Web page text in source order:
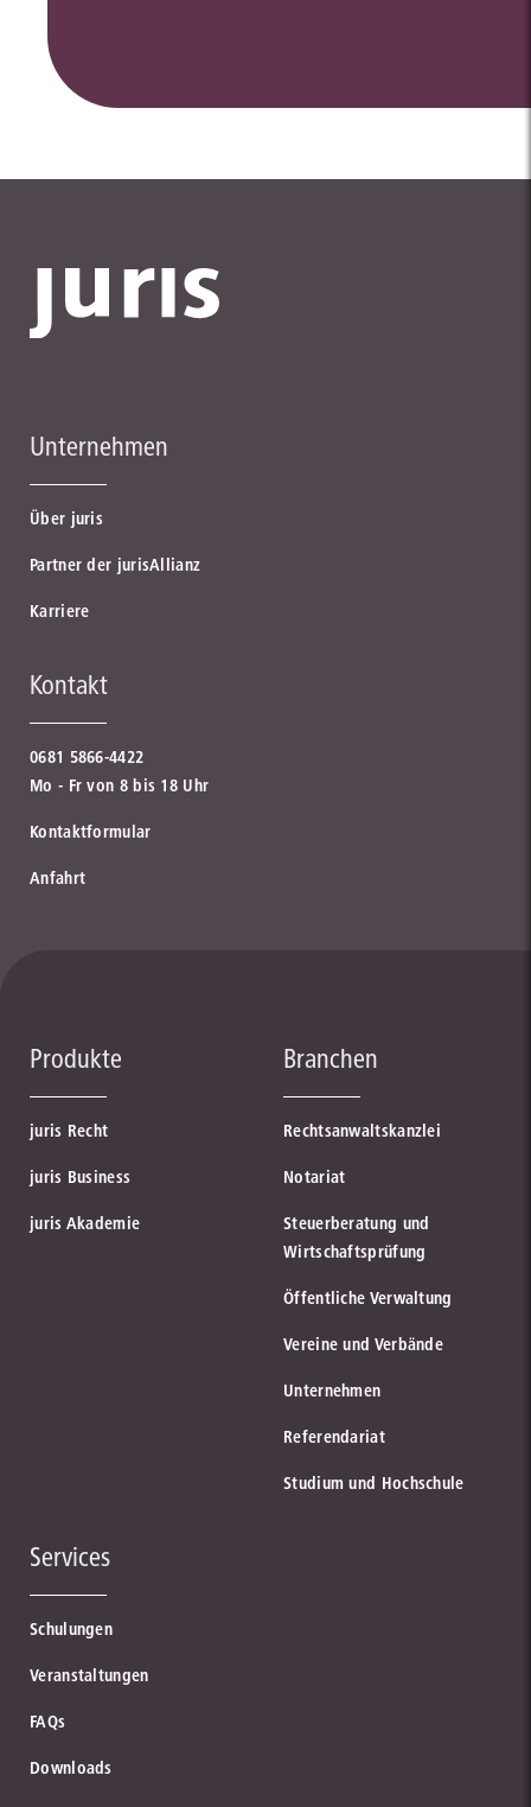
Unternehmen
Über juris
Partner der jurisAllianz
Karriere
Kontakt
0681 5866-4422
Mo - Fr von 8 bis 18 Uhr
Kontaktformular
Anfahrt
Produkte
juris Recht
juris Business
juris Akademie
Branchen
Rechtsanwaltskanzlei
Notariat
Steuerberatung und
Wirtschaftsprüfung
Öffentliche Verwaltung
Vereine und Verbände
Unternehmen
Referendariat
Studium und Hochschule
Services
Schulungen
Veranstaltungen
FAQs
Downloads